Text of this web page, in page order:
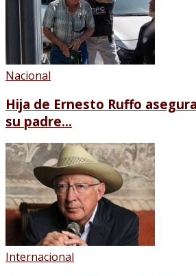
Nacional
Hija de Ernesto Ruffo
su padre...
Internacional